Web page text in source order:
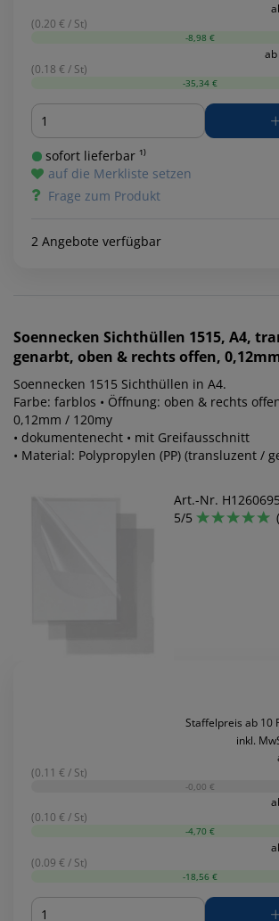
(0.20 € / St)
-8,98 €
(0.18 € / St)
-35,34 €
Menge
sofort lieferbar ¹⁾
auf die Merkliste setzen
Frage zum Produkt
2 Angebote verfügbar
Soennecken Sichthüllen 1515, A4,
genarbt, oben & rechts offen,
Soennecken 1515 Sichthüllen in A4.
Farbe: farblos • Öffnung: oben & rechts
0,12mm / 120my
• dokumentenecht • mit Greifausschnitt
• Material: Polypropylen (PP) (transluzent /
Art.-Nr.
5/5
Staffelpreis ab 10
inkl.
(0.11 € / St)
-0,00 €
(0.10 € / St)
-4,70 €
(0.09 € / St)
-18,56 €
Menge